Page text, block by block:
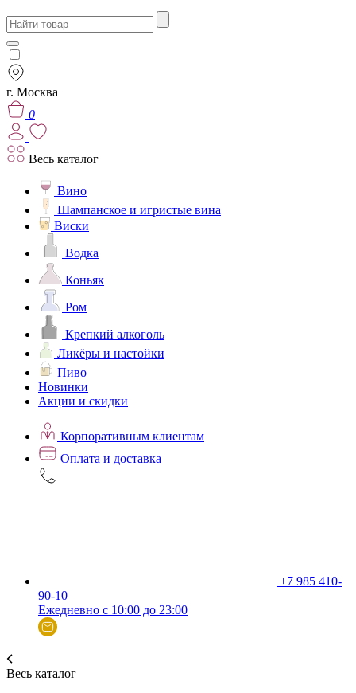
г. Москва
0
Весь каталог
Вино
Шампанское и игристые вина
Виски
Водка
Коньяк
Ром
Крепкий алкоголь
Ликёры и настойки
Пиво
Новинки
Акции и скидки
Корпоративным клиентам
Оплата и доставка
+7 985 410-
90-10
Ежедневно с 10:00 до 23:00
Весь каталог